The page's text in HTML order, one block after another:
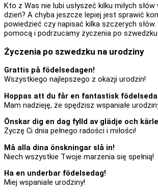
Kto z Was nie lubi usłyszeć kilku miłych
dzień? A chyba jeszcze lepiej jest sprawić
powiedzieć czy napisać kilka szczerych
pomocą i podrzucamy życzenia po
Życzenia po szwedzku na urodziny
Grattis på födelsedagen!
Wszystkiego najlepszego z okazji urodzin!
Hoppas att du får en fantastisk
Mam nadzieję, że spędzisz wspaniałe
Önskar dig en dag fylld av glädje och
Życzę Ci dnia pełnego radości i miłości!
Må alla dina önskningar slå in!
Niech wszystkie Twoje marzenia się spełnią!
Ha en underbar födelsedag!
Miej wspaniałe urodziny!